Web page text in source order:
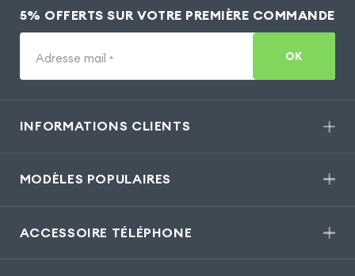
5% OFFERTS SUR VOTRE PREMIÈRE COMMANDE
Adresse mail * OK
INFORMATIONS CLIENTS
MODÈLES POPULAIRES
ACCESSOIRE TÉLÉPHONE